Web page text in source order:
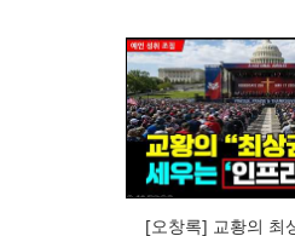
104
[오창록] 교황의 최